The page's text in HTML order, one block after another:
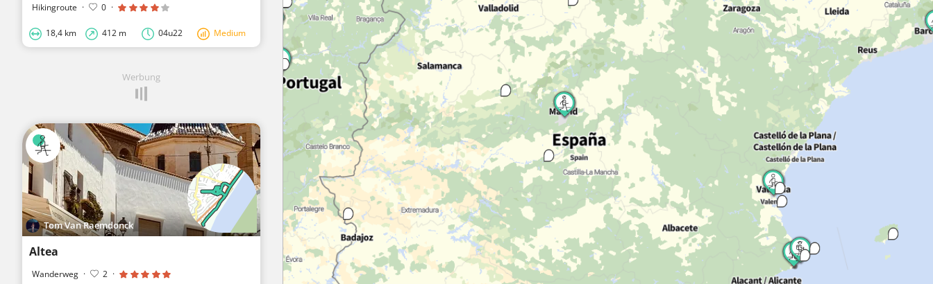
Hikingroute · 0 ·
18,4 km 412 m 04u22 Medium
Werbung
Tom Van Raemdonck
Altea
Wanderweg · 2 ·